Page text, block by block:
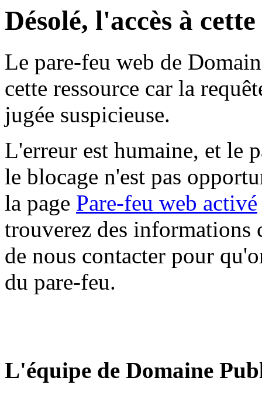
Désolé, l'accès à
Le pare-feu web de
cette ressource car la
jugée suspicieuse.
L'erreur est humaine, et le
le blocage n'est pas
la page Pare-feu web activé
trouverez des informations
de nous contacter pour
du pare-feu.
L'équipe de Domaine